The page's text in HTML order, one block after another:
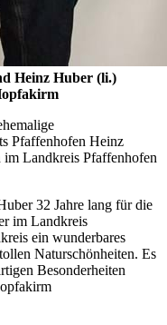
Heinz Huber (li.)
Pfaffenhofen Heinz
im Landkreis Pfaffenhofen
32 Jahre lang für die
im Landkreis
ein wunderbares
Naturschönheiten. Es
Besonderheiten